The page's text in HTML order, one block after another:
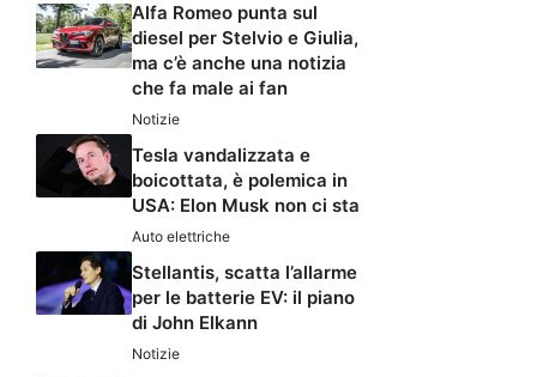
Alfa Romeo punta sul
diesel per Stelvio e Giulia,
ma c’è anche una notizia
che fa male ai fan
Notizie
Tesla vandalizzata e
boicottata, è polemica in
USA: Elon Musk non ci sta
Auto elettriche
Stellantis, scatta l’allarme
per le batterie EV: il piano
di John Elkann
Notizie